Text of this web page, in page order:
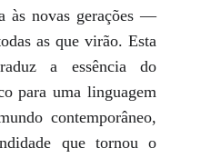
às novas gerações —
as que virão. Esta
a essência do
para uma linguagem
contemporâneo,
que tornou o